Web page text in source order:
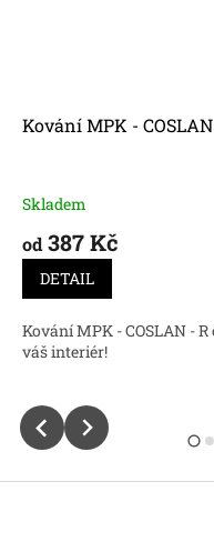
Kování MPK -
Skladem
od 387 Kč
DETAIL
Kování MPK - COSLAN -
váš interiér!
Z